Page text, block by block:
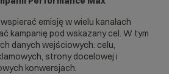
emisję w wielu kanałach
kampanię pod wskazany cel. W tym
danych wejściowych: celu,
strony docelowej i
konwersjach.